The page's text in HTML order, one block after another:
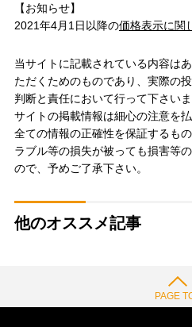
【お知らせ】
2021年4月1日以降の価格表示に関
当サイトに記載されている内容は
ただくためのものであり、実際の
判断と責任において行って下さい
サイトの掲載情報は細心の注意を
全ての情報の正確性を保証するも
ラブル等の損失が被っても損害等
ので、予めご了承下さい。
他のオススメ記事
PAGE